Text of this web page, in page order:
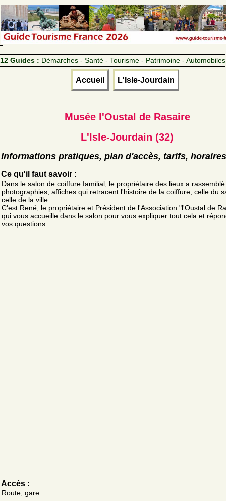
12 Guides : Démarches - Santé - Tourisme - Patrimoine - Automobiles
Accueil L'Isle-Jourdain
Musée l'Oustal de Rasaire
L'Isle-Jourdain (32)
Informations pratiques, plan d'accès, tarifs, horaires
Ce qu'il faut savoir :
Dans le salon de coiffure familial, le propriétaire des lieux a
photographies, affiches qui retracent l'histoire de la coiffure, celle du
celle de la ville.
C'est René, le propriétaire et Président de l'Association "l'Oustal de
qui vous accueille dans le salon pour vous expliquer tout cela et
vos questions.
Accès :
Route, gare